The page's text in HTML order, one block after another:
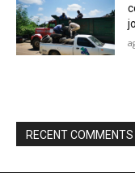
RECENT COMMENTS